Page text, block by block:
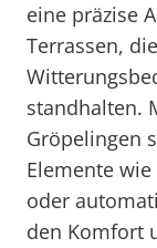
eine präzise
Terrassen,
standhalten.
Gröpelingen
Elemente
oder
den Komfort